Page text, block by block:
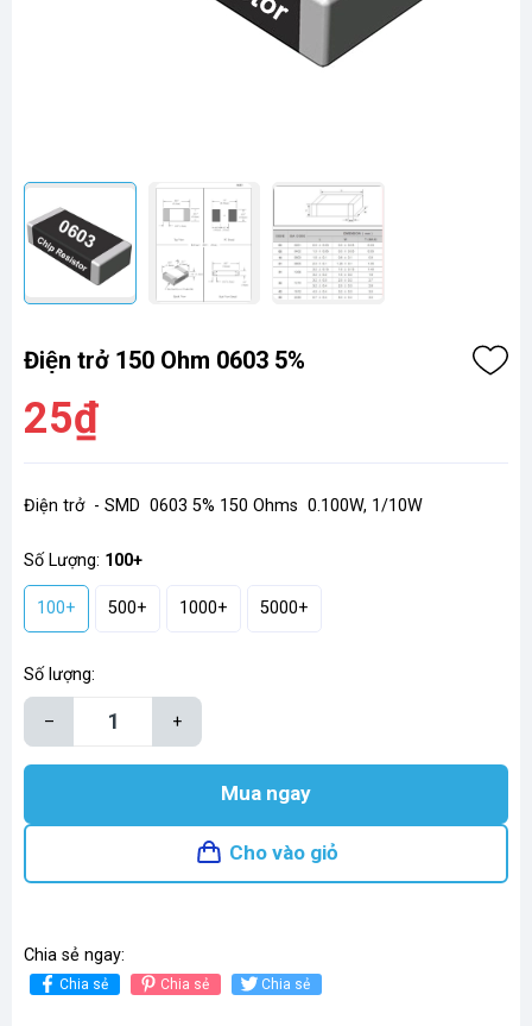
Điện trở 150 Ohm 0603 5%
25₫
Điện trở - SMD 0603 5% 150 Ohms 0.100W, 1/10W
Số Lượng: 100+
100+ 500+ 1000+ 5000+
Số lượng:
– +
Mua ngay
Cho vào giỏ
Chia sẻ ngay:
Chia sẻ Chia sẻ Chia sẻ